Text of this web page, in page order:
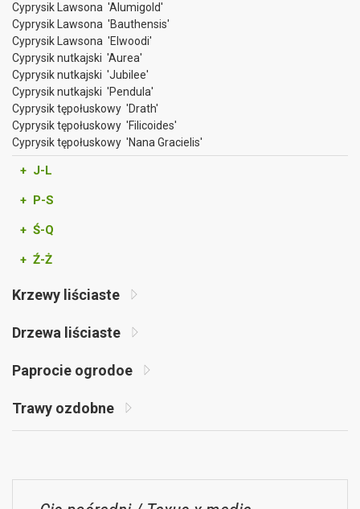
Cyprysik Lawsona 'Alumigold'
Cyprysik Lawsona 'Bauthensis'
Cyprysik Lawsona 'Elwoodi'
Cyprysik nutkajski 'Aurea'
Cyprysik nutkajski 'Jubilee'
Cyprysik nutkajski 'Pendula'
Cyprysik tępołuskowy 'Drath'
Cyprysik tępołuskowy 'Filicoides'
Cyprysik tępołuskowy 'Nana Gracielis'
+ J-L
+ P-S
+ Ś-Q
+ Ź-Ż
Krzewy liściaste
Drzewa liściaste
Paprocie ogrodoe
Trawy ozdobne